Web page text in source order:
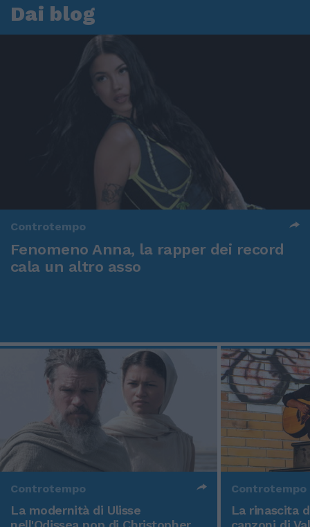
Dai blog
Controtempo
Fenomeno Anna, la rapper dei record
cala un altro asso
Controtempo
La modernità di Ulisse
Controtempo
La rinascita